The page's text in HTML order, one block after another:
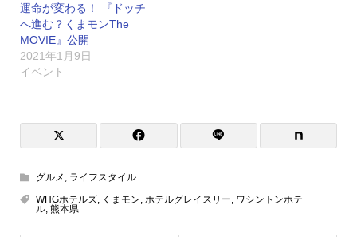
運命が変わる！ 『ドッチ
へ進む？くまモンThe
MOVIE』公開
2021年1月9日
イベント
グルメ , ライフスタイル
WHGホテルズ, くまモン, ホテルグレイスリー, ワシントンホテ
ル, 熊本県